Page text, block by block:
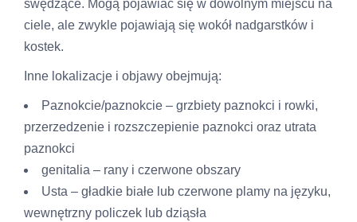
swędzące. Mogą pojawiać się w dowolnym miejscu na
ciele, ale zwykle pojawiają się wokół nadgarstków i
kostek.
Inne lokalizacje i objawy obejmują:
Paznokcie/paznokcie – grzbiety paznokci i rowki,
przerzedzenie i rozszczepienie paznokci oraz utrata
paznokci
genitalia – rany i czerwone obszary
Usta – gładkie białe lub czerwone plamy na języku,
wewnętrzny policzek lub dziąsła